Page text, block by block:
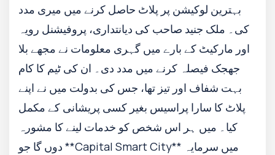
بہترین لوکیشن پر پلاٹ حاصل کرنے میں میری مدد
کی۔ ملک جنید صاحب کی دیانتداری، پروفیشنل رویہ
اور مارکیٹ کے بارے میں گہری معلومات نے مجھے بلا
جھجک فیصلہ کرنے میں مدد دی۔ ان کی ٹیم کا کام
بہت شفاف اور تیز تھا، جس کی بدولت میں نے اپنے
پلاٹ کا سارا پراسیس بغیر کسی پریشانی کے مکمل
کیا۔ میں ہر اس شخص کو خدمات لینے کا مشورہ
دوں گا جو **Capital Smart City** میں سرمایہ